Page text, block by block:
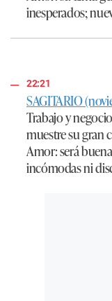
inesperados;
22:21
SAGITARIO
Trabajo y
muestre su gran
Amor:será
incómodas ni